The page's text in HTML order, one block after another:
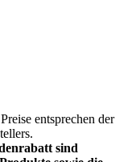
entsprechen der
sind